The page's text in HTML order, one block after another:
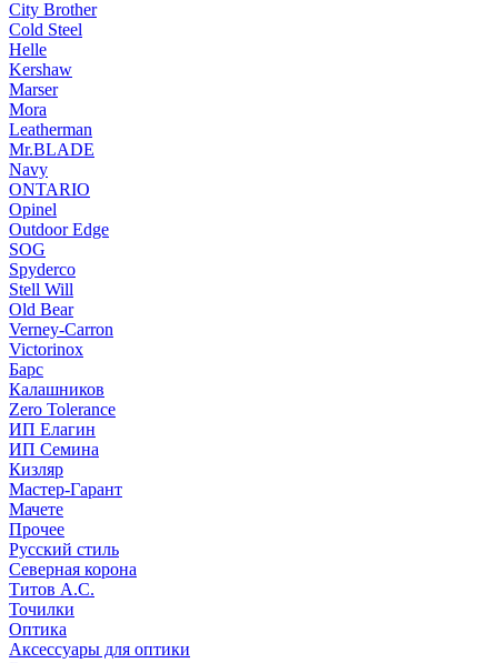
City Brother
Cold Steel
Helle
Kershaw
Marser
Mora
Leatherman
Mr.BLADE
Navy
ONTARIO
Opinel
Outdoor Edge
SOG
Spyderco
Stell Will
Old Bear
Verney-Carron
Victorinox
Барс
Калашников
Zero Tolerance
ИП Елагин
ИП Семина
Кизляр
Мастер-Гарант
Мачете
Прочее
Русский стиль
Северная корона
Титов А.С.
Точилки
Оптика
Аксессуары для оптики